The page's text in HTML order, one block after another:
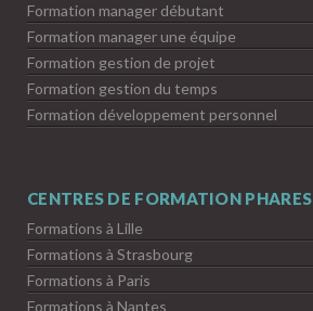
Formation manager débutant
Formation manager une équipe
Formation gestion de projet
Formation gestion du temps
Formation développement personnel
CENTRES DE FORMATION PHARES
Formations à Lille
Formations à Strasbourg
Formations à Paris
Formations à Nantes